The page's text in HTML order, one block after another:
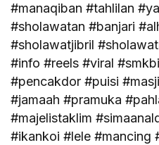
#manaqiban #tahlilan
#sholawatan #banjari
#sholawatjibril
#info #reels #viral
#pencakdor #puisi
#jamaah #pramuka
#majelistaklim
#ikankoi #lele #mancing